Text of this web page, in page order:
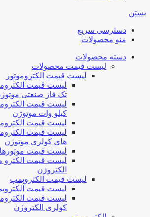
بستن
دسترسی سریع
منو محصولات
دسته محصولات
لیست قیمت محصولات
لیست قیمت الکتروموتور
لیست قیمت
تک فاز صنعتی
کیلو وات موتوژن
لیست قیمت
لیست قیمت
های کولری موتوژن
لیست قیمت
لیست قیمت الکترو
الکتروژن
لیست قیمت الکتروپمپ
لیست قیمت
لیست قیمت
کولری الکتروژن